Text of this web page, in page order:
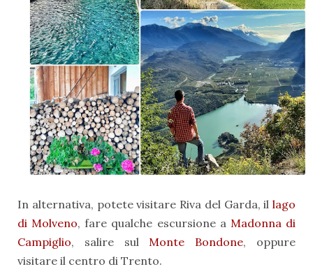
In alternativa, potete visitare Riva del Garda, il lago
di Molveno, fare qualche escursione a Madonna di
Campiglio, salire sulMonte Bondone, oppure
visitare il centro di Trento.